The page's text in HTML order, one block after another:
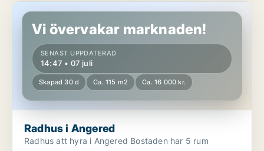
Radhus i Angered
Vi övervakar marknaden!
SENAST UPPDATERAD
14:47 • 07 juli
Skapad 30 d Ca. 115 m2 Ca. 16 000 kr.
Radhus i Angered
Radhus att hyra i Angered Bostaden har 5 rum